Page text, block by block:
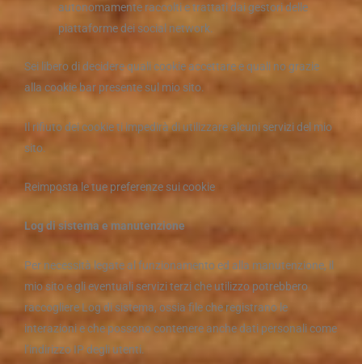
autonomamente raccolti e trattati dai gestori delle
piattaforme dei social network.
Sei libero di decidere quali cookie accettare e quali no grazie
alla cookie bar presente sul mio sito.
Il rifiuto dei cookie ti impedirà di utilizzare alcuni servizi del mio
sito.
Reimposta le tue preferenze sui cookie
Log di sistema e manutenzione
Per necessità legate al funzionamento ed alla manutenzione, il
mio sito e gli eventuali servizi terzi che utilizzo potrebbero
raccogliere Log di sistema, ossia file che registrano le
interazioni e che possono contenere anche dati personali come
l’indirizzo IP degli utenti.